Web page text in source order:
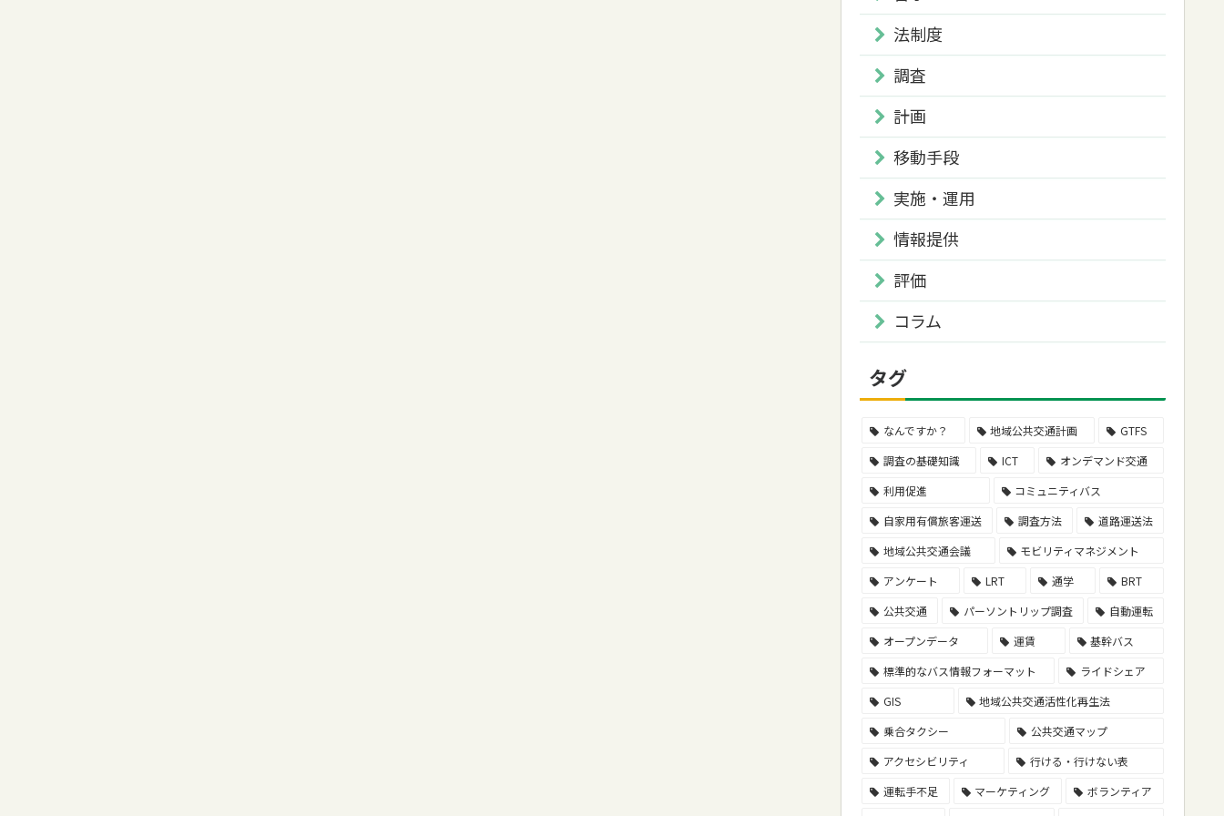
法制度
調査
計画
移動手段
実施・運用
情報提供
評価
コラム
タグ
なんですか？ 地域公共交通計画
GTFS
調査の基礎知識
ICT
オンデマンド交通
利用促進
コミュニティバス
自家用有償旅客運送
調査方法
道路運送法
地域公共交通会議
モビリティマネジメント
アンケート
LRT 通学
BRT
公共交通
パーソントリップ調査
自動運転
オープンデータ
運賃
基幹バス
標準的なバス情報フォーマット
ライドシェア
GIS
地域公共交通活性化再生法
乗合タクシー
公共交通マップ
アクセシビリティ
行ける・行けない表
運転手不足
マーケティング
ボランティア